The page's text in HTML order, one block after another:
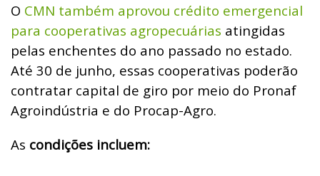
O CMN também aprovou crédito emergencial
para cooperativas agropecuárias atingidas
pelas enchentes do ano passado no estado.
Até 30 de junho, essas cooperativas poderão
contratar capital de giro por meio do Pronaf
Agroindústria e do Procap-Agro.
As condições incluem: